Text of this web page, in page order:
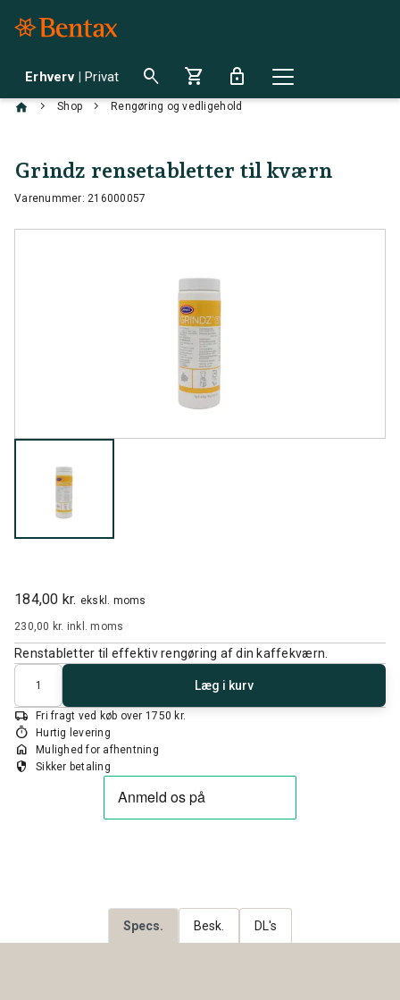
Erhverv | Privat search shopping_cart lock
chevron_right Shop chevron_right Rengøring og vedligehold
Grindz rensetabletter til kværn
Varenummer: 216000057
184,00 kr. ekskl. moms
230,00 kr. inkl. moms
Renstabletter til effektiv rengøring af din kaffekværn.
Antal
Læg i kurv
local_shipping Fri fragt ved køb over 1750 kr.
timer Hurtig levering
home Mulighed for afhentning
security Sikker betaling
Specs. Besk. DL's